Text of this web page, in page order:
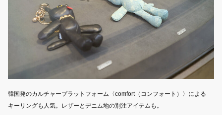
韓国発のカルチャープラットフォーム〈comfort（コンフォート）〉による
キーリングも人気。レザーとデニム地の別注アイテムも。